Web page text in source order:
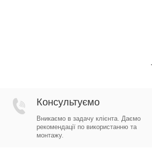
Консультуємо
Вникаємо в задачу клієнта. Даємо
рекомендації по використанню та
монтажу.